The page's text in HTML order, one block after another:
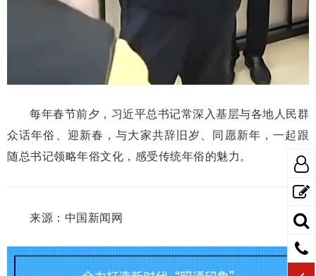
每年春节前夕，习近平总书记常深入基层与各地人民群
众话年俗、迎新春，与大家共辞旧岁、同愿新年，一起跟
随总书记领略年俗文化，感受传统年俗的魅力。
来源：中国新闻网